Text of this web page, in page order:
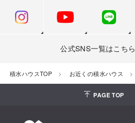
公式SNS一覧はこちら
積水ハウスTOP お近くの積水ハウス
PAGE TOP